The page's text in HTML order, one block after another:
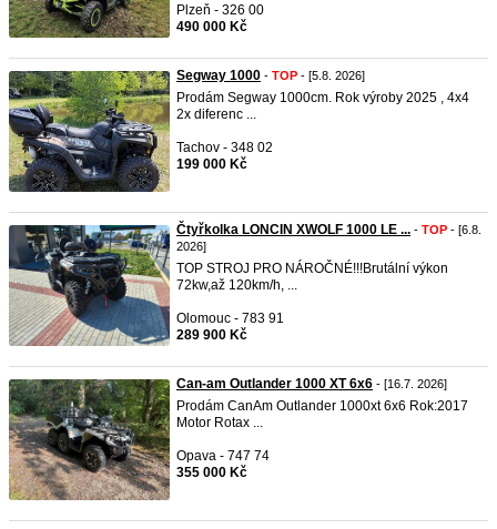
Plzeň - 326 00
490 000 Kč
Segway 1000 - TOP - [5.8. 2026]
Prodám Segway 1000cm. Rok výroby 2025 , 4x4
2x diferenc ...
Tachov - 348 02
199 000 Kč
Čtyřkolka LONCIN XWOLF 1000 LE ... - TOP - [6.8.
2026]
TOP STROJ PRO NÁROČNÉ!!!Brutální výkon
72kw,až 120km/h, ...
Olomouc - 783 91
289 900 Kč
Can-am Outlander 1000 XT 6x6 - [16.7. 2026]
Prodám CanAm Outlander 1000xt 6x6 Rok:2017
Motor Rotax ...
Opava - 747 74
355 000 Kč